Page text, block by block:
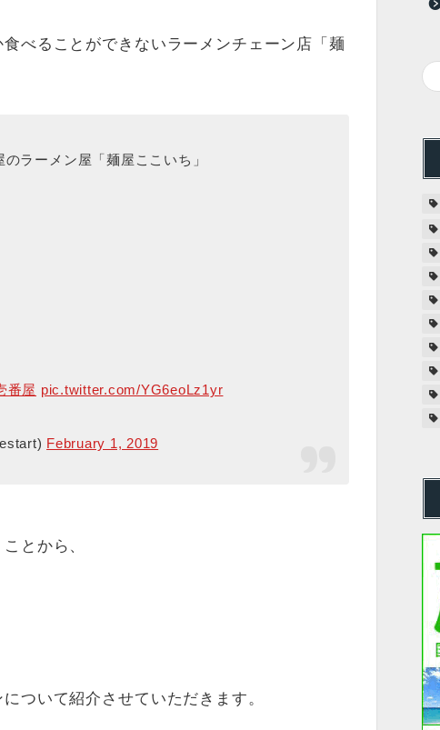
べることができないラーメンチェーン店「麺
ラーメン屋「麺屋ここいち」
番屋 pic.twitter.com/YG6eoLz1yr
February 1, 2019
とから、
ついて紹介させていただきます。